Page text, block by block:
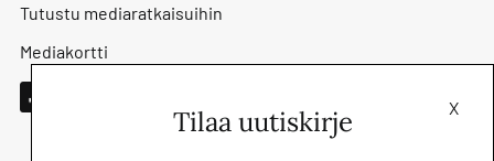
Tutustu mediaratkaisuihin
Mediakortti
X
Tilaa uutiskirje